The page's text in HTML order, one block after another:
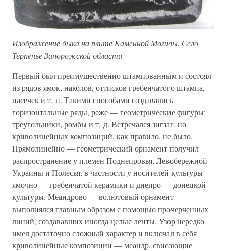
Изображение быка на плите Каменной Могилы. Село
Терпенье Запорожской области
Первый был преимущественно штампованным и состоял
из рядов ямок, наколов, оттисков гребенчатого штампа,
насечек и т. п. Такими способами создавались
горизонтальные ряды, реже — геометрические фигуры:
треугольники, ромбы и т. д. Встречался зигзаг, но
криволинейных композиций, как правило, не было.
Прямолинейно — геометрический орнамент получил
распространение у племен Поднепровья, Левобережной
Украины и Полесья, в частности у носителей культуры
ямочно — гребенчатой керамики и днепро — донецкой
культуры. Меандрово — волютовый орнамент
выполнялся главным образом с помощью прочерченных
линий, создававших иногда целые ленты. Узор нередко
имел достаточно сложный характер и включал в себя
криволинейные композиции — меандр, свисающие